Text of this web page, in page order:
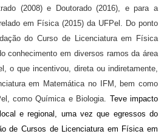
(2008) e Doutorado (2016), e para a
em Física (2015) da UFPel. Do ponto
do Curso de Licenciatura em Física
conhecimento em diversos ramos da área
o que incentivou, direta ou indiretamente,
em Matemática no IFM, bem como
como Química e Biologia. Teve impacto
e regional, uma vez que egressos do
de Cursos de Licenciatura em Física em